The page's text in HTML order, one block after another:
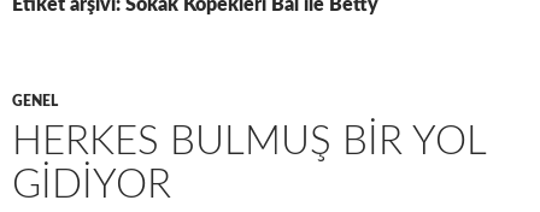
Etiket arşivi: Sokak Köpekleri Bal ile Betty
GENEL
HERKES BULMUŞ BİR YOL
GİDİYOR